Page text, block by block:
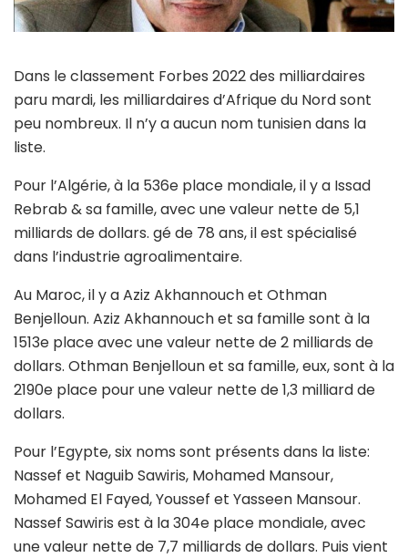
Dans le classement Forbes 2022 des milliardaires
paru mardi, les milliardaires d’Afrique du Nord sont
peu nombreux. Il n’y a aucun nom tunisien dans la
liste.
Pour l’Algérie, à la 536e place mondiale, il y a Issad
Rebrab & sa famille, avec une valeur nette de 5,1
milliards de dollars. gé de 78 ans, il est spécialisé
dans l’industrie agroalimentaire.
Au Maroc, il y a Aziz Akhannouch et Othman
Benjelloun. Aziz Akhannouch et sa famille sont à la
1513e place avec une valeur nette de 2 milliards de
dollars. Othman Benjelloun et sa famille, eux, sont à la
2190e place pour une valeur nette de 1,3 milliard de
dollars.
Pour l’Egypte, six noms sont présents dans la liste:
Nassef et Naguib Sawiris, Mohamed Mansour,
Mohamed El Fayed, Youssef et Yasseen Mansour.
Nassef Sawiris est à la 304e place mondiale, avec
une valeur nette de 7,7 milliards de dollars. Puis vient